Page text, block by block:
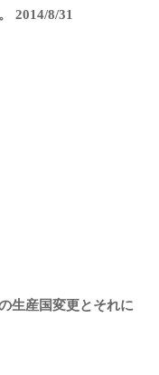
2014/8/31
生産国変更とそれに